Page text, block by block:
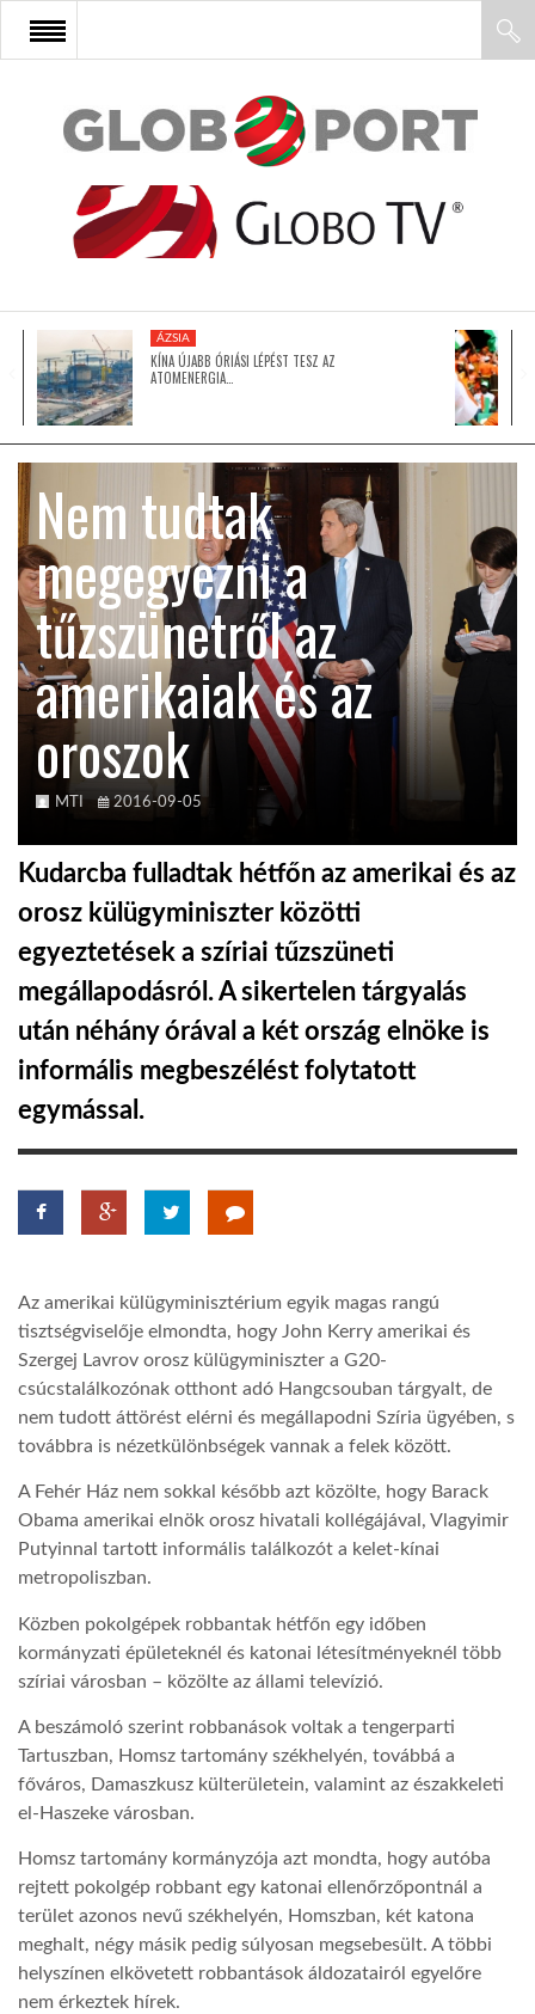
FŐOLDAL
AFRIKA
ÁZSIA
LATIN-AMERIKA
KÖZEL-KELET
AUSZTRÁLIA
GLOBOTV BP
HÍR3D
TROPICALMAGAZIN
A NAP SZÉPE
LINKTR.EE
DOBRAVERO.HU
LATIMO.HU
GLOBOBOOK
ÁZSIA
KÍNA ÚJABB ÓRIÁSI LÉPÉST TESZ AZ
ATOMENERGIA…
Nem tudtak
megegyezni a
tűzszünetről az
amerikaiak és az
oroszok
MTI 2016-09-05
Kudarcba fulladtak hétfőn az amerikai és az
orosz külügyminiszter közötti
egyeztetések a szíriai tűzszüneti
megállapodásról. A sikertelen tárgyalás
után néhány órával a két ország elnöke is
informális megbeszélést folytatott
egymással.
Az amerikai külügyminisztérium egyik magas rangú
tisztségviselője elmondta, hogy John Kerry amerikai és
Szergej Lavrov orosz külügyminiszter a G20-
csúcstalálkozónak otthont adó Hangcsouban tárgyalt, de
nem tudott áttörést elérni és megállapodni Szíria ügyében, s
továbbra is nézetkülönbségek vannak a felek között.
A Fehér Ház nem sokkal később azt közölte, hogy Barack
Obama amerikai elnök orosz hivatali kollégájával, Vlagyimir
Putyinnal tartott informális találkozót a kelet-kínai
metropoliszban.
Közben pokolgépek robbantak hétfőn egy időben
kormányzati épületeknél és katonai létesítményeknél több
szíriai városban – közölte az állami televízió.
A beszámoló szerint robbanások voltak a tengerparti
Tartuszban, Homsz tartomány székhelyén, továbbá a
főváros, Damaszkusz külterületein, valamint az északkeleti
el-Haszeke városban.
Homsz tartomány kormányzója azt mondta, hogy autóba
rejtett pokolgép robbant egy katonai ellenőrzőpontnál a
terület azonos nevű székhelyén, Homszban, két katona
meghalt, négy másik pedig súlyosan megsebesült. A többi
helyszínen elkövetett robbantások áldozatairól egyelőre
nem érkeztek hírek.